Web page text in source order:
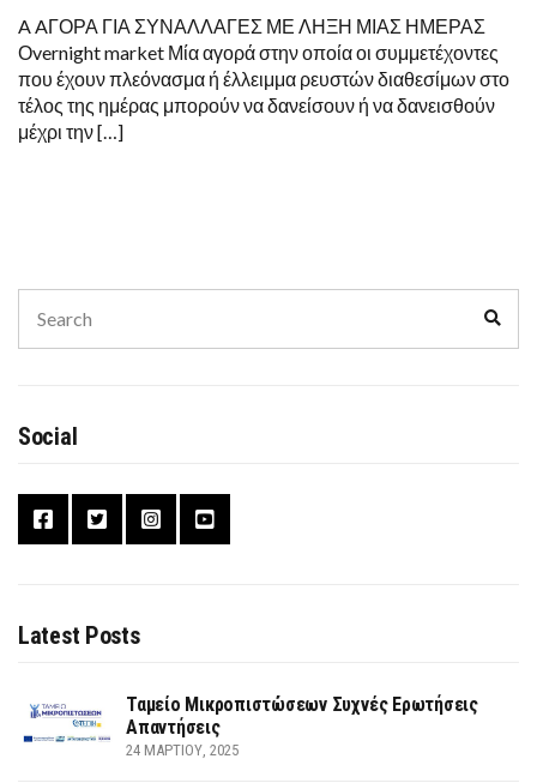
A AΓΟΡΑ ΓΙΑ ΣΥΝΑΛΛΑΓΕΣ ΜΕ ΛΗΞΗ ΜΙΑΣ ΗΜΕΡΑΣ
Οvernight market Μία αγορά στην οποία οι συμμετέχοντες
που έχουν πλεόνασμα ή έλλειμμα ρευστών διαθεσίμων στο
τέλος της ημέρας μπορούν να δανείσουν ή να δανεισθούν
μέχρι την […]
for:
Social
Latest Posts
Ταμείο Μικροπιστώσεων Συχνές Ερωτήσεις
Απαντήσεις
24 ΜΑΡΤΊΟΥ, 2025